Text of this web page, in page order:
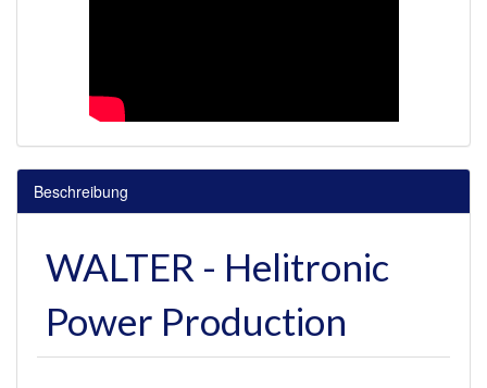
Beschreibung
WALTER - Helitronic
Power Production